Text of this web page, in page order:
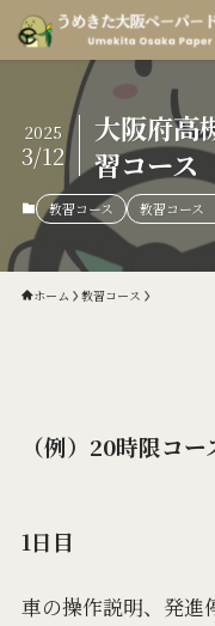
大阪府高
習コース
2025
3/12
教習コース 教習コース
ホーム 教習コース
（例）20時限コ
1日目
車の操作説明、発進